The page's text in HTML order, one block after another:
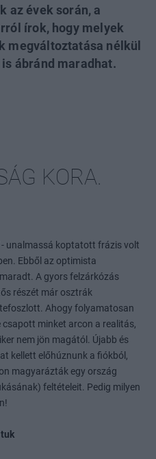
az évek során, a
írok, hogy melyek
megváltoztatása nélkül
ábránd maradhat.
KORA.
unalmassá koptatott frázis volt
Ebből az optimista
A gyors felzárkózás
részét már osztrák
Ahogy folyamatosan
minket arcon a realitás,
nem jön magától. Újabb és
kellett előhúznunk a fiókból,
magyarázták egy ország
feltételeit. Pedig milyen